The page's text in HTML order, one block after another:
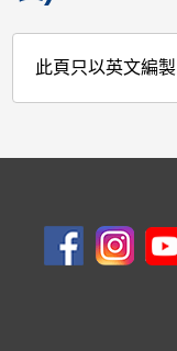
此頁只以英文編製